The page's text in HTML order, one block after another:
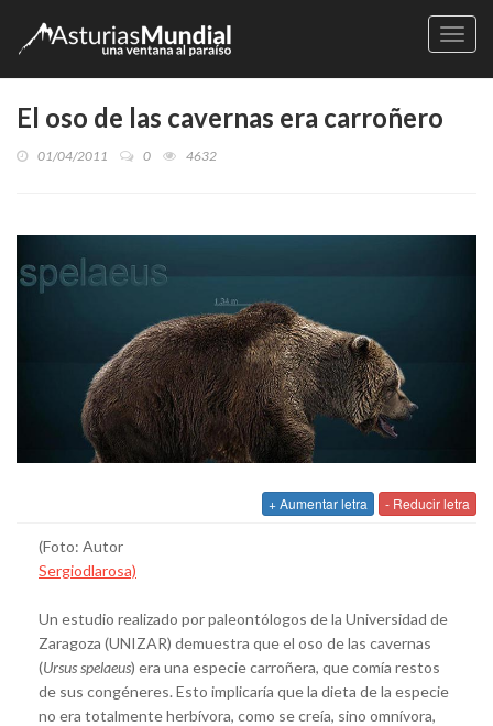
El oso de las cavernas era carroñero
01/04/2011 0 4632
+ Aumentar letra - Reducir letra
(Foto: Autor
Sergiodlarosa)
Un estudio realizado por paleontólogos de la Universidad de
Zaragoza (UNIZAR) demuestra que el oso de las cavernas
(Ursus spelaeus) era una especie carroñera, que comía restos
de sus congéneres. Esto implicaría que la dieta de la especie
no era totalmente herbívora, como se creía, sino omnívora,